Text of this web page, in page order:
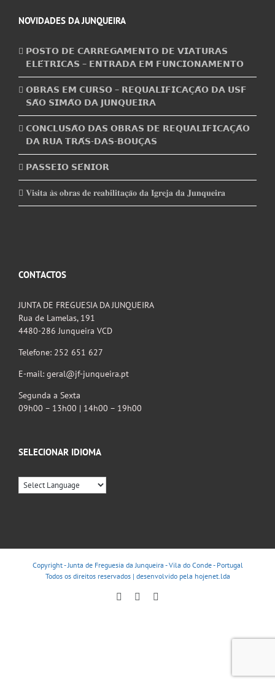
NOVIDADES DA JUNQUEIRA
𝗣𝗢𝗦𝗧𝗢 𝗗𝗘 𝗖𝗔𝗥𝗥𝗘𝗚𝗔𝗠𝗘𝗡𝗧𝗢 𝗗𝗘 𝗩𝗜𝗔𝗧𝗨𝗥𝗔𝗦
𝗘𝗟𝗘́𝗧𝗥𝗜𝗖𝗔𝗦 – 𝗘𝗡𝗧𝗥𝗔𝗗𝗔 𝗘𝗠 𝗙𝗨𝗡𝗖𝗜𝗢𝗡𝗔𝗠𝗘𝗡𝗧𝗢
𝗢𝗕𝗥𝗔𝗦 𝗘𝗠 𝗖𝗨𝗥𝗦𝗢 – 𝗥𝗘𝗤𝗨𝗔𝗟𝗜𝗙𝗜𝗖𝗔𝗖̧𝗔̃𝗢 𝗗𝗔 𝗨𝗦𝗙
𝗦𝗔̃𝗢 𝗦𝗜𝗠𝗔̃𝗢 𝗗𝗔 𝗝𝗨𝗡𝗤𝗨𝗘𝗜𝗥𝗔
𝗖𝗢𝗡𝗖𝗟𝗨𝗦𝗔̃𝗢 𝗗𝗔𝗦 𝗢𝗕𝗥𝗔𝗦 𝗗𝗘 𝗥𝗘𝗤𝗨𝗔𝗟𝗜𝗙𝗜𝗖𝗔𝗖̧𝗔̃𝗢
𝗗𝗔 𝗥𝗨𝗔 𝗧𝗥𝗔́𝗦-𝗗𝗔𝗦-𝗕𝗢𝗨𝗖̧𝗔𝗦
𝗣𝗔𝗦𝗦𝗘𝗜𝗢 𝗦𝗘́𝗡𝗜𝗢𝗥
𝐕𝐢𝐬𝐢𝐭𝐚 𝐚̀𝐬 𝐨𝐛𝐫𝐚𝐬 𝐝𝐞 𝐫𝐞𝐚𝐛𝐢𝐥𝐢𝐭𝐚𝐜̧𝐚̃𝐨 𝐝𝐚 𝐈𝐠𝐫𝐞𝐣𝐚 𝐝𝐚 𝐉𝐮𝐧𝐪𝐮𝐞𝐢𝐫𝐚
CONTACTOS
JUNTA DE FREGUESIA DA JUNQUEIRA
Rua de Lamelas, 191
4480-286 Junqueira VCD
Telefone: 252 651 627
E-mail: geral@jf-junqueira.pt
Segunda a Sexta
09h00 – 13h00 | 14h00 – 19h00
SELECIONAR IDIOMA
Copyright - Junta de Freguesia da Junqueira - Vila do Conde - Portugal
Todos os direitos reservados | desenvolvido pela hojenet.lda
FacebookInstagram